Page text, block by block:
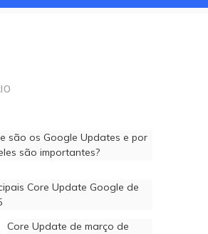
são os Google Updates e por
são importantes?
Core Update Google de
Core Update de março de